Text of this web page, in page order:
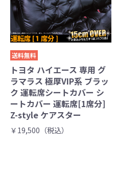
送料無料
トヨタ ハイエース 専用 グ
ラマラス 極厚VIP系 ブラッ
ク 運転席シートカバー シ
ートカバー 運転席[1席分]
Z-style ケアスター
￥19,500（税込）